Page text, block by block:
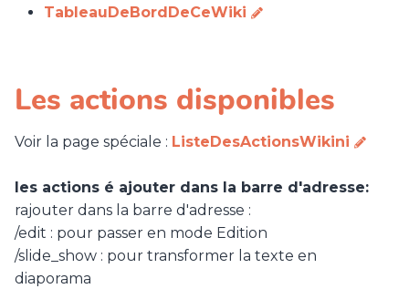
TableauDeBordDeCeWiki
Les actions disponibles
Voir la page spéciale : ListeDesActionsWikini
les actions é ajouter dans la barre d'adresse:
rajouter dans la barre d'adresse :
/edit : pour passer en mode Edition
/slide_show : pour transformer la texte en
diaporama